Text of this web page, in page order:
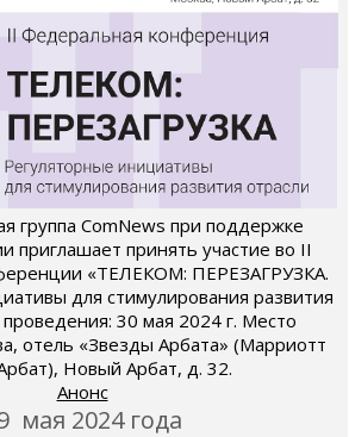
группа ComNews при поддержке
приглашает принять участие во II
«ТЕЛЕКОМ: ПЕРЕЗАГРУЗКА.
для стимулирования развития
30 мая 2024 г. Место
отель «Звезды Арбата» (Марриотт
Новый Арбат, д. 32.
Анонс
мая 2024 года